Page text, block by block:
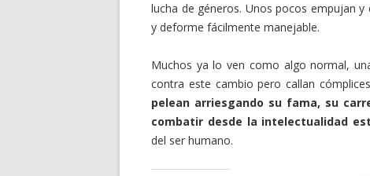
lucha de géneros. Unos pocos empujan
y deforme fácilmente manejable.
Muchos ya lo ven como algo normal,
contra este cambio pero callan
pelean arriesgando su fama, su
combatir desde la intelectualidad
del ser humano.